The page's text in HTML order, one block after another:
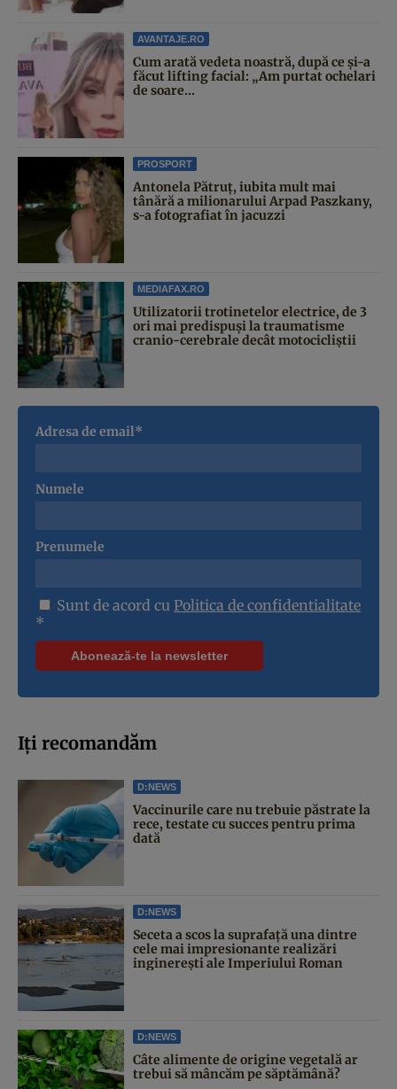
AVANTAJE.RO
Cum arată vedeta noastră, după ce și-a
făcut lifting facial: „Am purtat ochelari
de soare...
PROSPORT
Antonela Pătruț, iubita mult mai
tânără a milionarului Arpad Paszkany,
s-a fotografiat în jacuzzi
MEDIAFAX.RO
Utilizatorii trotinetelor electrice, de 3
ori mai predispuși la traumatisme
cranio-cerebrale decât motocicliștii
Adresa de email*
Numele
Prenumele
Sunt de acord cu Politica de confidentialitate
*
Iți recomandăm
D:NEWS
Vaccinurile care nu trebuie păstrate la
rece, testate cu succes pentru prima
dată
D:NEWS
Seceta a scos la suprafață una dintre
cele mai impresionante realizări
inginerești ale Imperiului Roman
D:NEWS
Câte alimente de origine vegetală ar
trebui să mâncăm pe săptămână?